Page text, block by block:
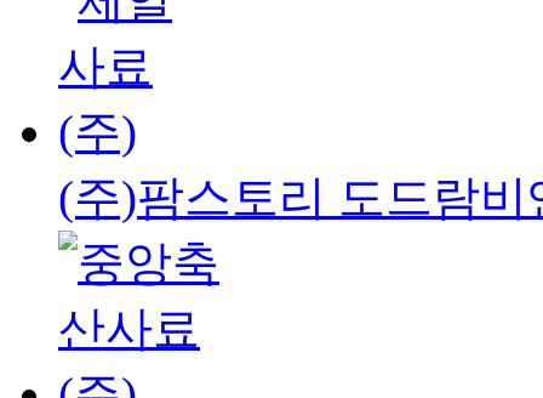
(주)팜스토리 도드람비